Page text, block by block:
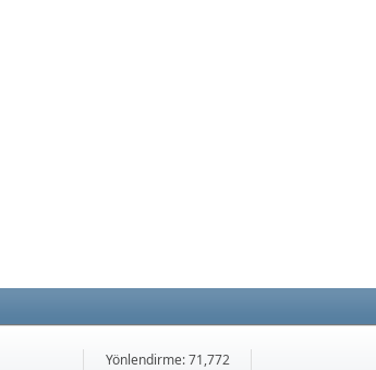
Yönlendirme: 71,772